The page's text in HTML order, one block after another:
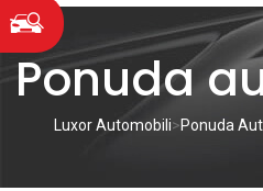
Ponuda
Luxor Automobili>Ponuda